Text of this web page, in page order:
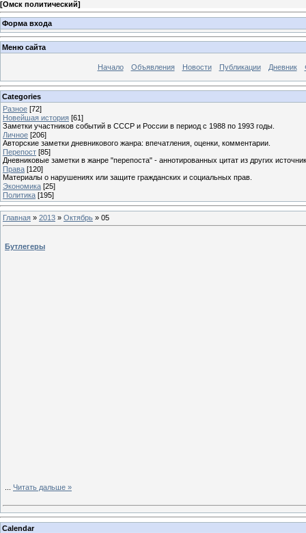
[Омск политический]
Форма входа
Меню сайта
Начало Объявления Новости Публикации Дневник
Categories
Разное [72]
Новейшая история [61]
Заметки участников событий в СССР и России в период с 1988 по 1993 годы.
Личное [206]
Авторские заметки дневникового жанра: впечатления, оценки, комментарии.
Перепост [85]
Дневниковые заметки в жанре "перепоста" - аннотированных цитат из других
Права [120]
Материалы о нарушениях или защите гражданских и социальных прав.
Экономика [25]
Политика [195]
Главная » 2013 » Октябрь » 05
Бутлегеры
Читать дальше »
Calendar